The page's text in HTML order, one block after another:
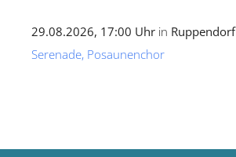
29.08.2026, 17:00 Uhr in Ruppendorf
Serenade, Posaunenchor